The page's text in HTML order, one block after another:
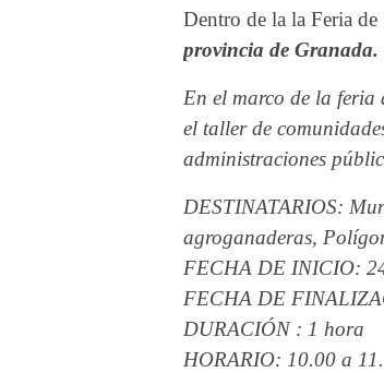
Dentro de la la Feria
provincia de Granada.
En el marco de la feria
el taller de
administraciones
DESTINATARIOS:
agroganaderas,
FECHA DE INICIO:
FECHA DE
DURACIÓN : 1 hora
HORARIO: 10.00 a